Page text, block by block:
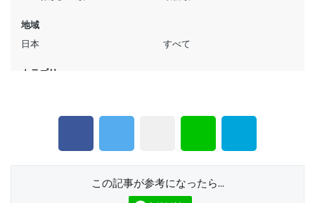
この記事が参考になったら...